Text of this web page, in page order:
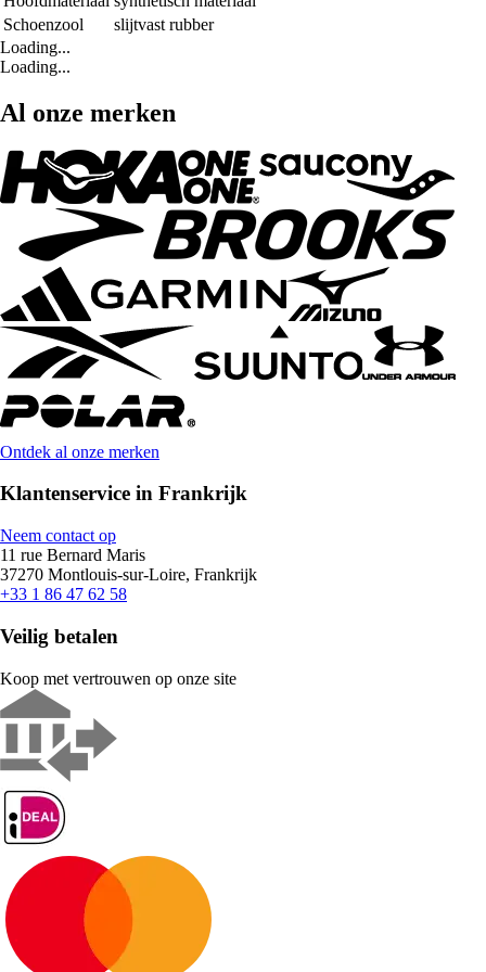
Schoenzool
slijtvast rubber
Loading...
Loading...
Al onze merken
Ontdek al onze merken
Klantenservice in Frankrijk
Neem contact op
11 rue Bernard Maris
37270 Montlouis-sur-Loire, Frankrijk
+33 1 86 47 62 58
Veilig betalen
Koop met vertrouwen op onze site